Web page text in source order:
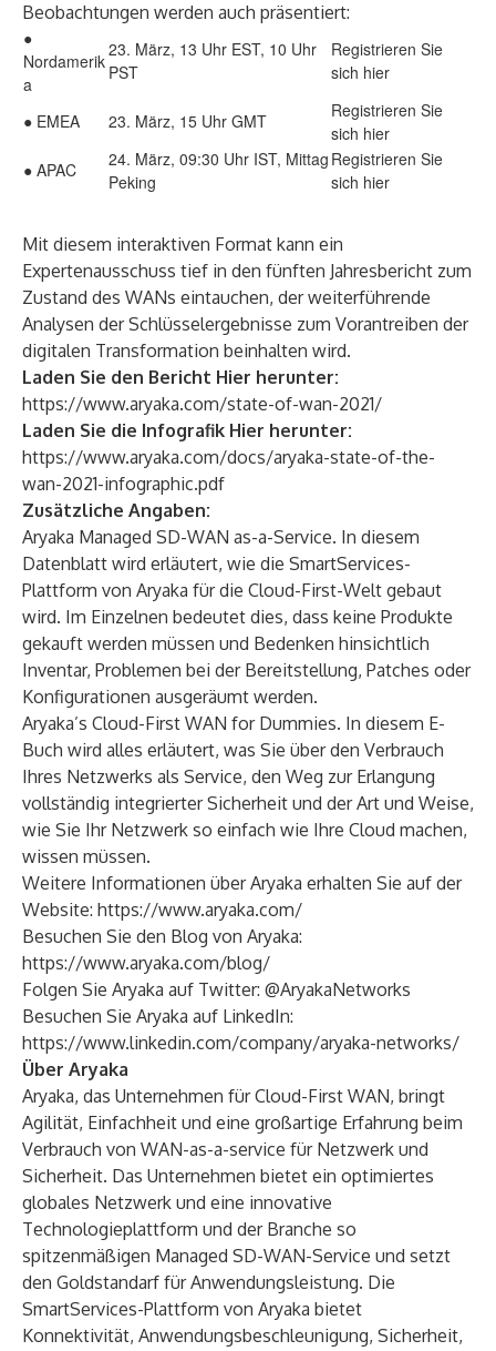
Beobachtungen werden auch präsentiert:
●
Nordamerik
a
23. März, 13 Uhr EST, 10 Uhr
PST
Registrieren Sie
sich hier
● EMEA 23. März, 15 Uhr GMT
Registrieren Sie
sich hier
● APAC
24. März, 09:30 Uhr IST, Mittag
Peking
Registrieren Sie
sich hier
Mit diesem interaktiven Format kann ein
Expertenausschuss tief in den fünften Jahresbericht zum
Zustand des WANs eintauchen, der weiterführende
Analysen der Schlüsselergebnisse zum Vorantreiben der
digitalen Transformation beinhalten wird.
Laden Sie den Bericht Hier herunter:
https://www.aryaka.com/state-of-wan-2021/
Laden Sie die Infografik Hier herunter:
https://www.aryaka.com/docs/aryaka-state-of-the-
wan-2021-infographic.pdf
Zusätzliche Angaben:
Aryaka Managed SD-WAN as-a-Service. In diesem
Datenblatt wird erläutert, wie die SmartServices-
Plattform von Aryaka für die Cloud-First-Welt gebaut
wird. Im Einzelnen bedeutet dies, dass keine Produkte
gekauft werden müssen und Bedenken hinsichtlich
Inventar, Problemen bei der Bereitstellung, Patches oder
Konfigurationen ausgeräumt werden.
Aryaka’s Cloud-First WAN for Dummies. In diesem E-
Buch wird alles erläutert, was Sie über den Verbrauch
Ihres Netzwerks als Service, den Weg zur Erlangung
vollständig integrierter Sicherheit und der Art und Weise,
wie Sie Ihr Netzwerk so einfach wie Ihre Cloud machen,
wissen müssen.
Weitere Informationen über Aryaka erhalten Sie auf der
Website: https://www.aryaka.com/
Besuchen Sie den Blog von Aryaka:
https://www.aryaka.com/blog/
Folgen Sie Aryaka auf Twitter: @AryakaNetworks
Besuchen Sie Aryaka auf LinkedIn:
https://www.linkedin.com/company/aryaka-networks/
Über Aryaka
Aryaka, das Unternehmen für Cloud-First WAN, bringt
Agilität, Einfachheit und eine großartige Erfahrung beim
Verbrauch von WAN-as-a-service für Netzwerk und
Sicherheit. Das Unternehmen bietet ein optimiertes
globales Netzwerk und eine innovative
Technologieplattform und der Branche so
spitzenmäßigen Managed SD-WAN-Service und setzt
den Goldstandarf für Anwendungsleistung. Die
SmartServices-Plattform von Aryaka bietet
Konnektivität, Anwendungsbeschleunigung, Sicherheit,